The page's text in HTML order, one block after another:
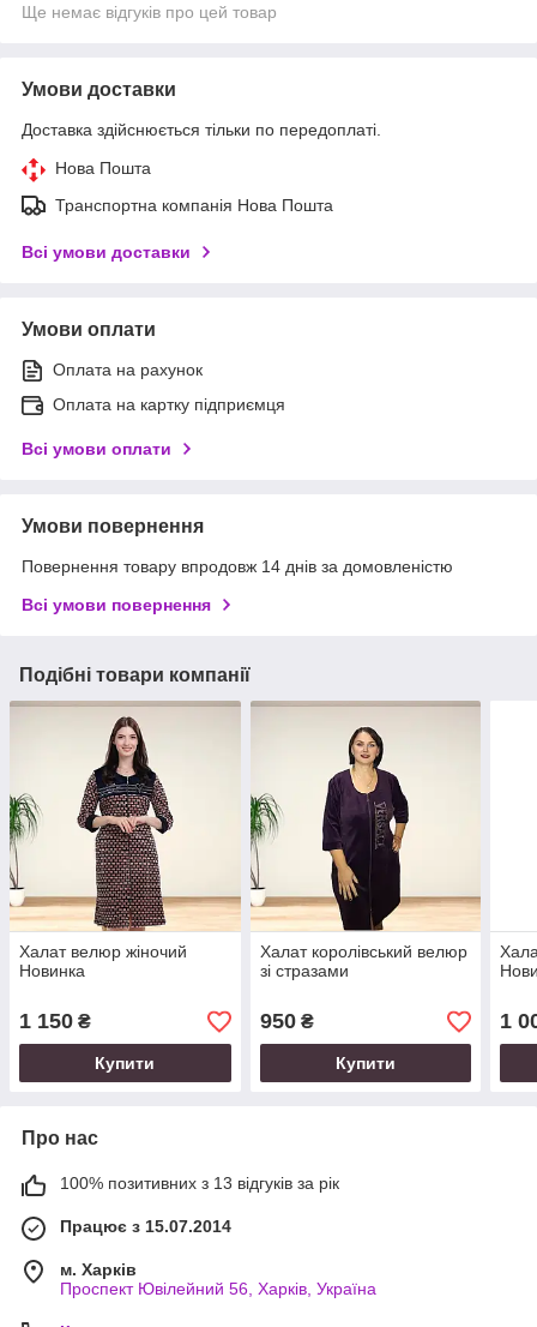
Ще немає відгуків про цей товар
Умови доставки
Доставка здійснюється тільки по передоплаті.
Нова Пошта
Транспортна компанія Нова Пошта
Всі умови доставки
Умови оплати
Оплата на рахунок
Оплата на картку підприємця
Всі умови оплати
Умови повернення
Повернення товару впродовж 14 днів за домовленістю
Всі умови повернення
Подібні товари компанії
Халат велюр жіночий
Новинка
1 150 ₴
Купити
Халат королівський велюр
зі стразами
950₴
Купити
1
Про нас
100% позитивних з 13 відгуків за рік
Працює з 15.07.2014
м. Харків
Проспект Ювілейний 56, Харків, Україна